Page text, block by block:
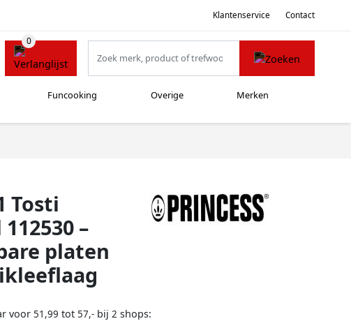
Klantenservice Contact
Funcooking Overige Merken
Tosti
–
platen
voor 51,99 tot 57,- bij 2 shops: